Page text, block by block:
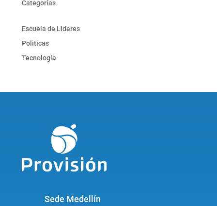
Categorías
Escuela de Líderes
Politicas
Tecnología
Sede Medellín